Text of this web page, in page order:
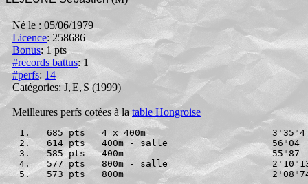
Né le : 05/06/1979
Licence: 258686
Bonus: 1 pts
#records battus: 1
#perfs: 14
Catégories: J,E, S (1999)
Meilleures perfs cotées à la table Hongroise
1.   685 pts   4 x 400m
2.   614 pts   400m - salle                   56"04
3.   585 pts   400m                           55"87
4.   577 pts   800m - salle
5.   573 pts   800m